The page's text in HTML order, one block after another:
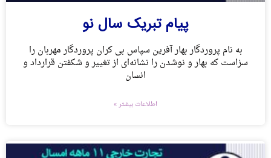
پیام تبریک سال نو
به نام پروردگار بهار آفرین سپاس بی کران پروردگار مهربان را
سزاست که بهار و نوشدن را نشانه‌ای از تغییر و شکفتن قرارداد و
انسان
اطلاعات بیشتر »